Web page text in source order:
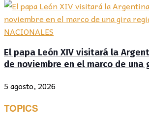
NACIONALES
El papa León XIV visitará la
de noviembre en el marco de una
5 agosto, 2026
TOPICS